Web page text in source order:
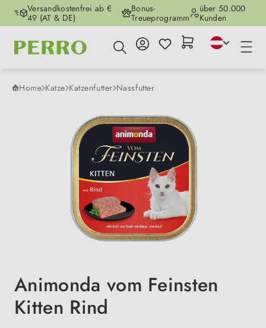
Zum Hauptinhalt springen
Versandkostenfrei ab €
49 (AT & DE)
Bonus-
Treueprogramm
über 50.000
Kunden
Home Katze Katzenfutter Nassfutter
Animonda vom Feinsten
Kitten Rind